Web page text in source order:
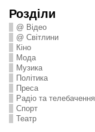
Розділи
@ Відео
@ Світлини
Кіно
Мода
Музика
Політика
Преса
Радіо та телебачення
Спорт
Театр